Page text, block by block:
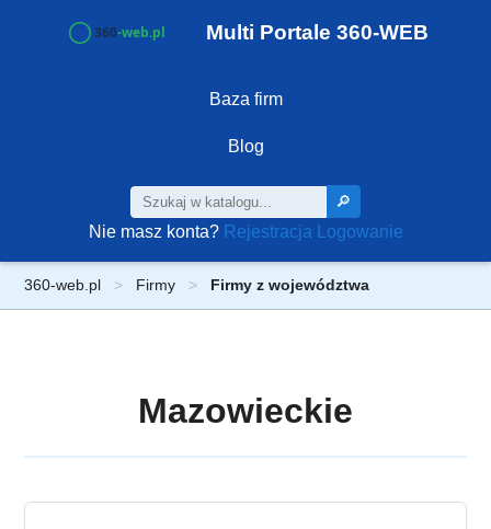
Multi Portale 360-WEB
Baza firm
Blog
🔎
Nie masz konta? Rejestracja Logowanie
360-web.pl Firmy Firmy z województwa
Mazowieckie